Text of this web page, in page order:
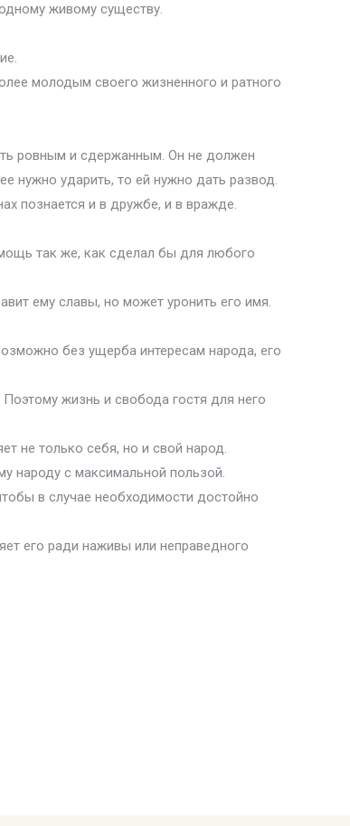
живому существу.
молодым своего жизненного и ратного
ровным и сдержанным. Он не должен
нужно ударить, то ей нужно дать развод.
познается и в дружбе, и в вражде.
так же, как сделал бы для любого
ему славы, но может уронить его имя.
без ущерба интересам народа, его
жизнь и свобода гостя для него
не только себя, но и свой народ.
народу с максимальной пользой.
в случае необходимости достойно
его ради наживы или неправедного